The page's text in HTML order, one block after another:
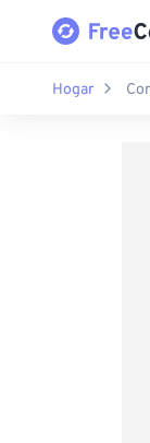
Hogar